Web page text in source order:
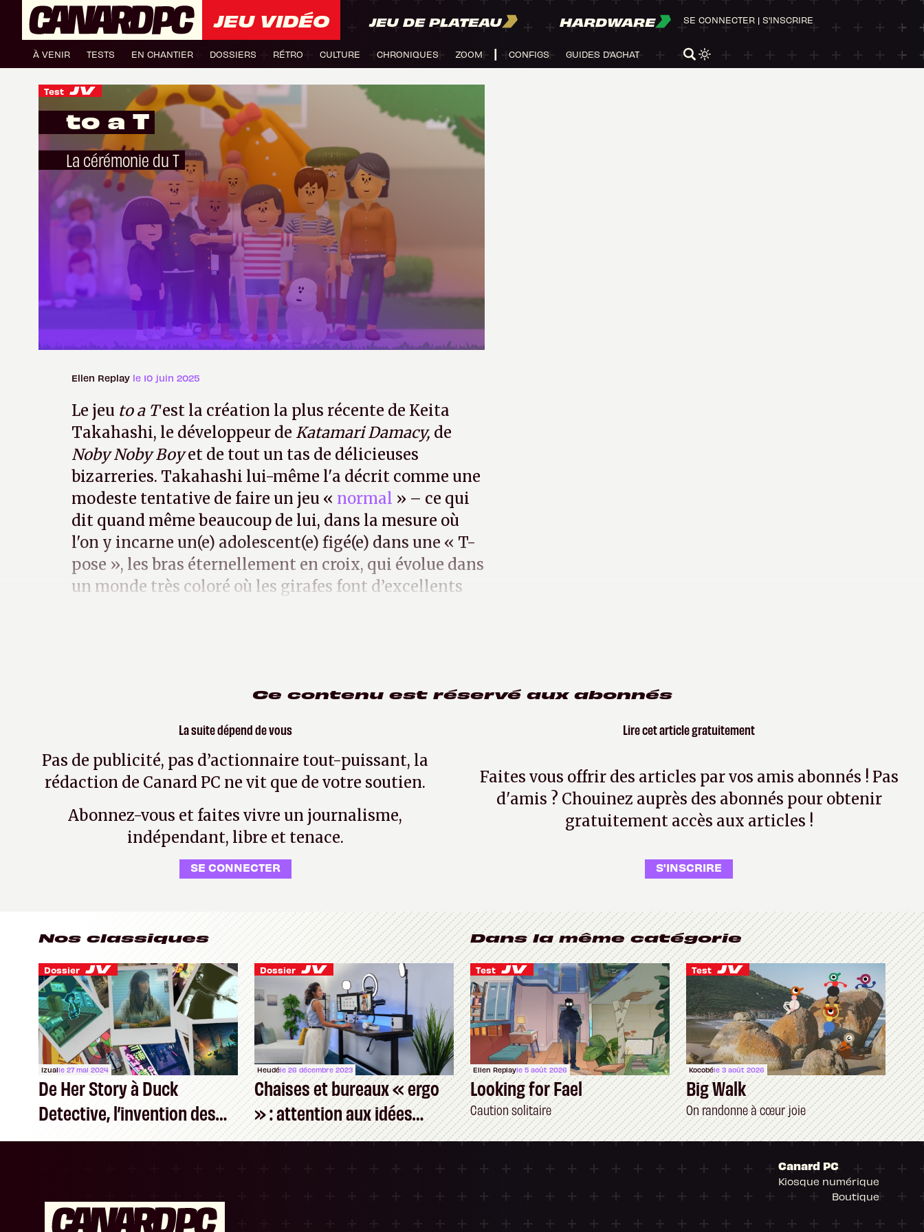
JEU VIDÉO JEU DE PLATEAU HARDWARE
À VENIR TESTS EN CHANTIER DOSSIERS RÉTRO CULTURE CHRONIQUES ZOOM CONFIGS GUIDES D'ACHAT
SE CONNECTER | S'INSCRIRE
Test
to a T
La cérémonie du T
Ellen Replay le 10 juin 2025
Le jeu to a Test la création la plus récente de Keita
Takahashi, le développeur de Katamari Damacy, de
Noby Noby Boyet de tout un tas de délicieuses
bizarreries. Takahashi lui-même l'a décrit comme une
modeste tentative de faire un jeu « normal » – ce qui
dit quand même beaucoup de lui, dans la mesure où
l'on y incarne un(e) adolescent(e) figé(e) dans une « T-
pose », les bras éternellement en croix, qui évolue dans
un monde très coloré où les girafes font d’excellents
Ce contenu est réservé aux abonnés
La suite dépend de vous
Pas de publicité, pas d’actionnaire tout-puissant, la
rédaction de Canard PC ne vit que de votre soutien.
Abonnez-vous et faites vivre un journalisme,
indépendant, libre et tenace.
SE CONNECTER
Lire cet article gratuitement
Faites vous offrir des articles par vos amis abonnés ! Pas
d'amis ? Chouinez auprès des abonnés pour obtenir
gratuitement accès aux articles !
S'INSCRIRE
Nos classiques
Dossier
Izualle 27 mai 2024
De Her Story à Duck
Detective, l’invention des
« deduction games »
Dossier
Heudéle 26 décembre 2023
Chaises et bureaux « ergo
» : attention aux idées
fausses
Dans la même catégorie
Test
Ellen Replayle 5 août 2026
Looking for Fael
Caution solitaire
Test
Kocobéle 3 août 2026
Big Walk
On randonne à cœur joie
Canard PC
Kiosque numérique
Boutique